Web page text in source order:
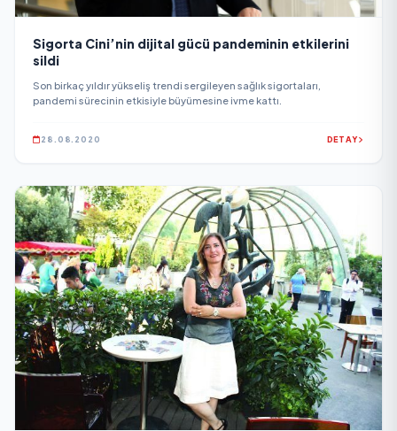
Sigorta Cini’nin dijital gücü pandeminin etkilerini
sildi
Son birkaç yıldır yükseliş trendi sergileyen sağlık sigortaları,
pandemi sürecinin etkisiyle büyümesine ivme kattı.
28.08.2020 DETAY